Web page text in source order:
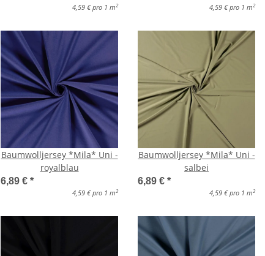
4,59 € pro 1 m2 4,59 € pro 1 m2
Baumwolljersey *Mila* Uni -
royalblau
6,89 € *
4,59 € pro 1 m2
Baumwolljersey *Mila* Uni -
salbei
6,89 € *
4,59 € pro 1 m2